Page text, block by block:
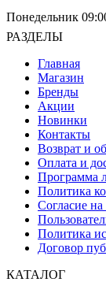
Понедельник
РАЗДЕЛЫ
Главная
Магазин
Бренды
Акции
Новинки
Контакты
Возврат и
Оплата и
Программа
Политика
Согласие
Политика
Договор
КАТАЛОГ